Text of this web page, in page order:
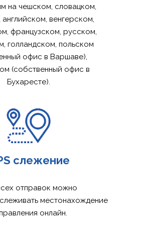
на чешском, словацком,
венгерском,
французском, русском,
голландском, польском
офис в Варшаве),
(собственный офис в
Бухаресте).
слежение
отправок можно
местонахождение
онлайн.